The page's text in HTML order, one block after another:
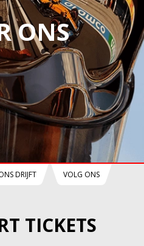
ONS
DRIJFT VOLG ONS
TICKETS